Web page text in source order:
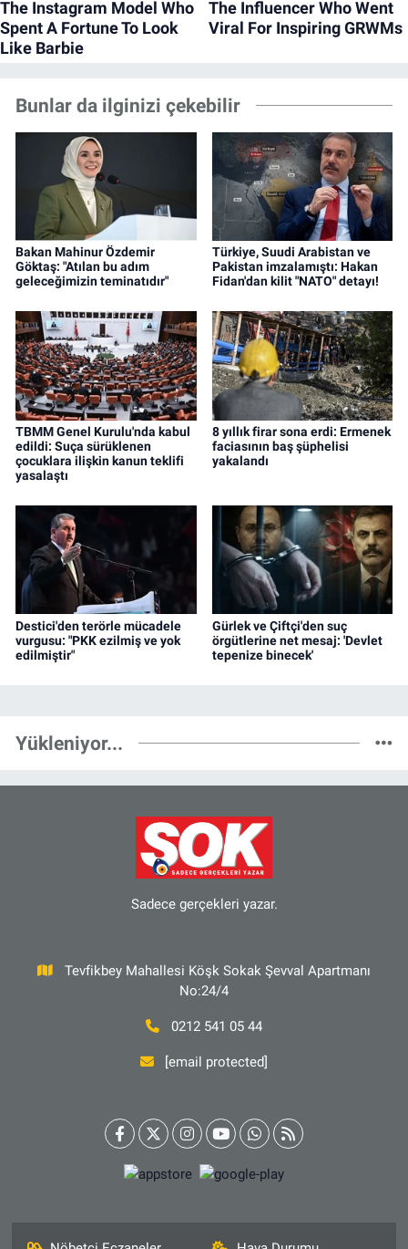
Bunlar da ilginizi çekebilir
Bakan Mahinur Özdemir
Göktaş: "Atılan bu adım
geleceğimizin teminatıdır"
Türkiye, Suudi Arabistan ve
Pakistan imzalamıştı: Hakan
Fidan'dan kilit "NATO" detayı!
TBMM Genel Kurulu'nda kabul
edildi: Suça sürüklenen
çocuklara ilişkin kanun teklifi
yasalaştı
8 yıllık firar sona erdi: Ermenek
faciasının baş şüphelisi
yakalandı
Destici'den terörle mücadele
vurgusu: "PKK ezilmiş ve yok
edilmiştir"
Gürlek ve Çiftçi'den suç
örgütlerine net mesaj: 'Devlet
tepenize binecek'
Yükleniyor...
Sadece gerçekleri yazar.
Tevfikbey Mahallesi Köşk Sokak Şevval Apartmanı
No:24/4
0212 541 05 44
[email protected]